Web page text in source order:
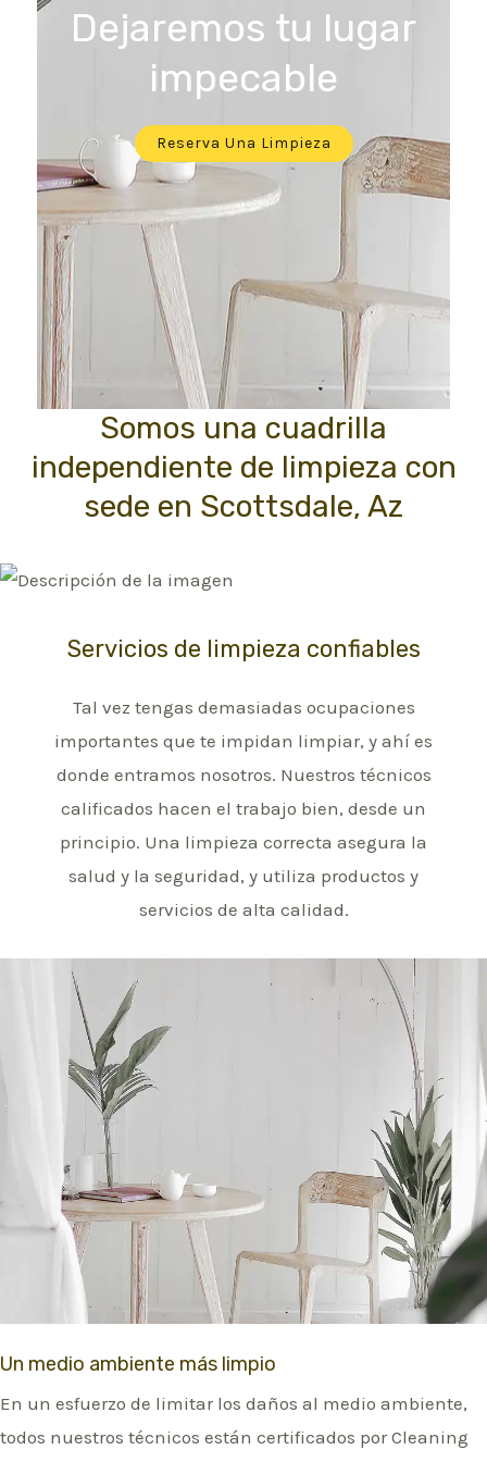
Dejaremos tu lugar
impecable
Reserva Una Limpieza
Somos una cuadrilla
independiente de limpieza con
sede en Scottsdale, Az
Servicios de limpieza confiables
Tal vez tengas demasiadas ocupaciones
importantes que te impidan limpiar, y ahí es
donde entramos nosotros. Nuestros técnicos
calificados hacen el trabajo bien, desde un
principio. Una limpieza correcta asegura la
salud y la seguridad, y utiliza productos y
servicios de alta calidad.
Un medio ambiente más limpio
En un esfuerzo de limitar los daños al medio ambiente,
todos nuestros técnicos están certificados por Cleaning